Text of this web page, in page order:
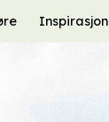
Inspirasjon